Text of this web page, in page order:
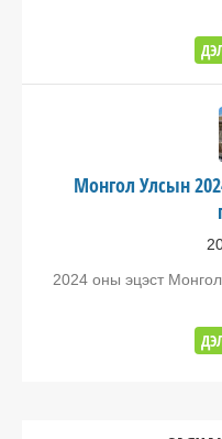
Монгол Улсын
2024 оны эцэст